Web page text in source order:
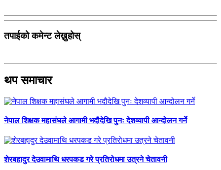
तपाईको कमेन्ट लेख्नुहोस्
थप समाचार
नेपाल शिक्षक महासंघले आगामी भदौदेखि पुनः देशव्यापी आन्दोलन गर्ने
शेरबहादुर देउवामाथि धरपकड गरे प्रतिरोधमा उत्रने चेतावनी